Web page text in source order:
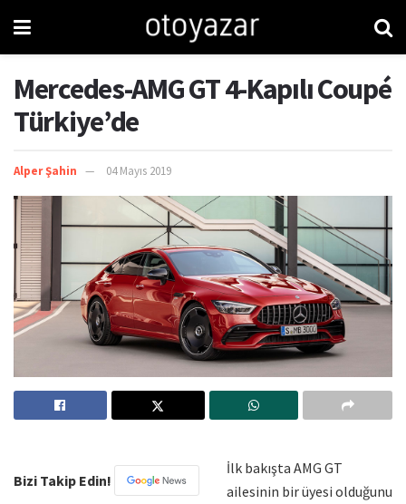
Mercedes-AMG GT 4-Kapılı Coupé
Türkiye’de
Alper Şahin 04 Mayıs 2019
Bizi Takip Edin!
İlk bakışta AMG GT
ailesinin bir üyesi olduğunu